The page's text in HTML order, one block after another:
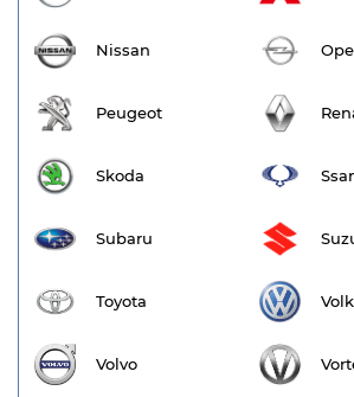
Nissan
Peugeot
Skoda
Subaru
Toyota
Volvo